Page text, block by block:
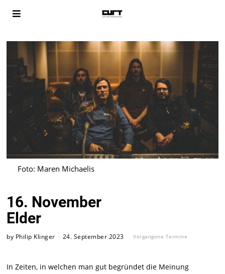
Foto: Maren Michaelis
16. November
Elder
by Philip Klinger 24. September 2023 Vergangene Termine
In Zeiten, in welchen man gut begründet die Meinung